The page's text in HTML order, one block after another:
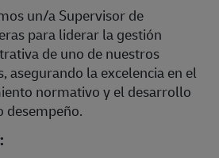
un/a Supervisor de
para liderar la gestión
de uno de nuestros
asegurando la excelencia en el
normativo y el desarrollo
desempeño.